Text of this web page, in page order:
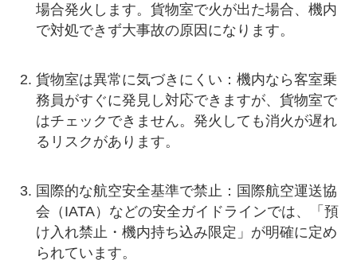
場合発火します。貨物室で火が出た場合、機内
で対処できず大事故の原因になります。
貨物室は異常に気づきにくい：機内なら客室乗
務員がすぐに発見し対応できますが、貨物室で
はチェックできません。発火しても消火が遅れ
るリスクがあります。
国際的な航空安全基準で禁止：国際航空運送協
会（IATA）などの安全ガイドラインでは、「預
け入れ禁止・機内持ち込み限定」が明確に定め
られています。